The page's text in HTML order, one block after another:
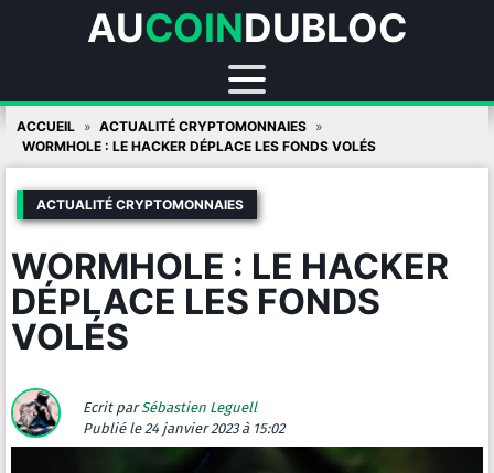
AUCOINDUBLOC
Skip
content
ACCUEIL
ACTUALITÉ CRYPTOMONNAIES
WORMHOLE : LE HACKER DÉPLACE LES FONDS VOLÉS
ACTUALITÉ CRYPTOMONNAIES
WORMHOLE : LE HACKER
DÉPLACE LES FONDS
VOLÉS
Ecrit parSébastien Leguell
Publié le 24 janvier 2023 à 15:02